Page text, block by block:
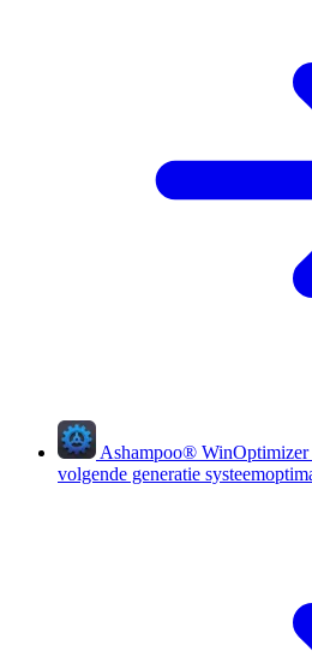
Ashampoo® WinOptimizer
volgende generatie